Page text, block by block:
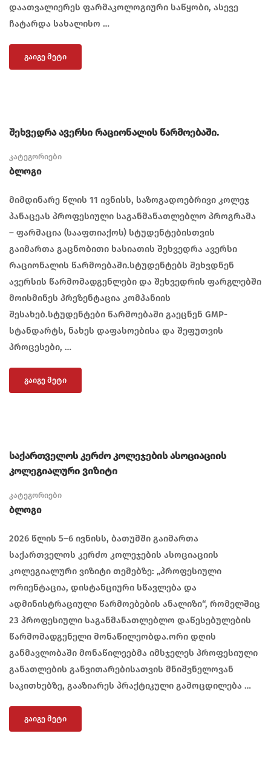
დაათვალიერეს ფარმაკოლოგიური საწყობი, ასევე
ჩატარდა სახალისო …
ᲒᲐᲘᲒᲔ ᲛᲔᲢᲘ
შეხვედრა ავერსი რაციონალის წარმოებაში.
კატეგორიები
Ბლოგი
მიმდინარე წლის 11 ივნისს, საზოგადოებრივი კოლეჯ
პანაცეას პროფესიული საგანმანათლებლო პროგრამა
– ფარმაცია (სააფთიაქოს) სტუდენტებისთვის
გაიმართა გაცნობითი ხასიათის შეხვედრა ავერსი
რაციონალის წარმოებაში.სტუდენტებს შეხვდნენ
ავერსის წარმომადგენლები და შეხვედრის ფარგლებში
მოისმინეს პრეზენტაცია კომპანიის
შესახებ.სტუდენტები წარმოებაში გაეცნენ GMP-
სტანდარტს, ნახეს დაფასოებისა და შეფუთვის
პროცესები, …
ᲒᲐᲘᲒᲔ ᲛᲔᲢᲘ
საქართველოს კერძო კოლეჯების ასოციაციის
კოლეგიალური ვიზიტი
კატეგორიები
Ბლოგი
2026 წლის 5–6 ივნისს, ბათუმში გაიმართა
საქართველოს კერძო კოლეჯების ასოციაციის
კოლეგიალური ვიზიტი თემებზე: „პროფესიული
ორიენტაცია, დისტანციური სწავლება და
ადმინისტრაციული წარმოებების ანალიზი“, რომელშიც
23 პროფესიული საგანმანათლებლო დაწესებულების
წარმომადგენელი მონაწილეობდა.ორი დღის
განმავლობაში მონაწილეებმა იმსჯელეს პროფესიული
განათლების განვითარებისათვის მნიშვნელოვან
საკითხებზე, გააზიარეს პრაქტიკული გამოცდილება …
ᲒᲐᲘᲒᲔ ᲛᲔᲢᲘ